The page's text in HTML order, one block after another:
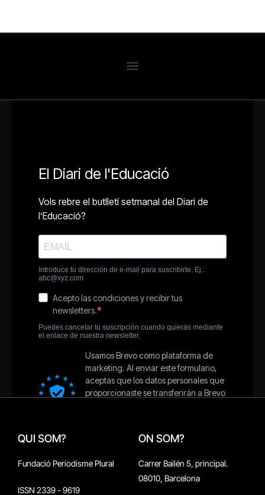
QUI SOM?
Fundació Periodisme Plural
ISSN 2339 - 9619
ON SOM?
Carrer Bailén 5, principal.
08010, Barcelona